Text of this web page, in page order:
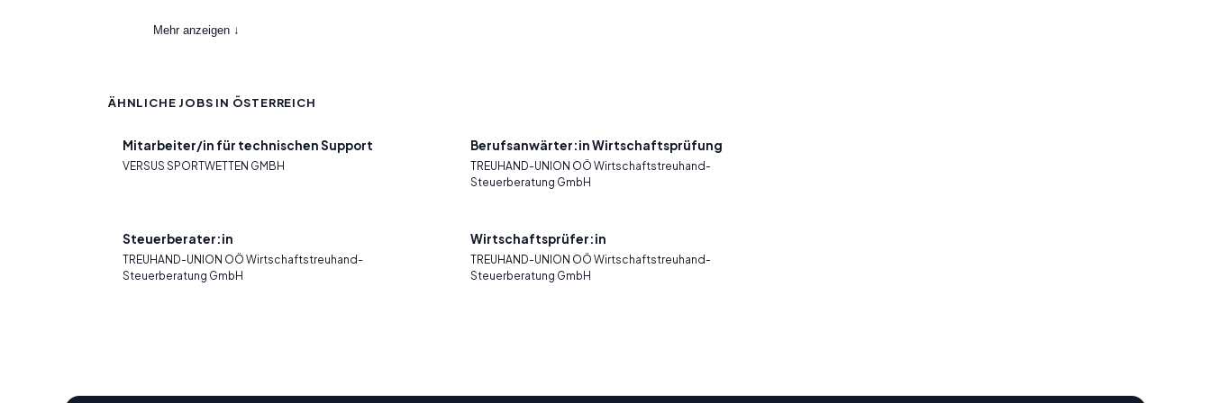
Mehr anzeigen ↓
ÄHNLICHE JOBS IN ÖSTERREICH
Mitarbeiter/in für technischen Support
VERSUS SPORTWETTEN GMBH
Berufsanwärter:in Wirtschaftsprüfung
TREUHAND-UNION OÖ Wirtschaftstreuhand-
Steuerberatung GmbH
Steuerberater:in
TREUHAND-UNION OÖ Wirtschaftstreuhand-
Steuerberatung GmbH
Wirtschaftsprüfer:in
TREUHAND-UNION OÖ Wirtschaftstreuhand-
Steuerberatung GmbH